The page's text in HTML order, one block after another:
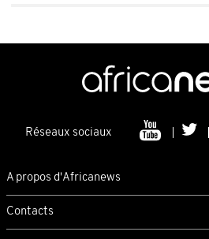
Réseaux sociaux
A propos d'Africanews
Contacts